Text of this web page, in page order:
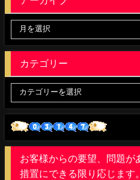
カテゴリー
お客様からの要望、問題が
措置にできる限り応じます